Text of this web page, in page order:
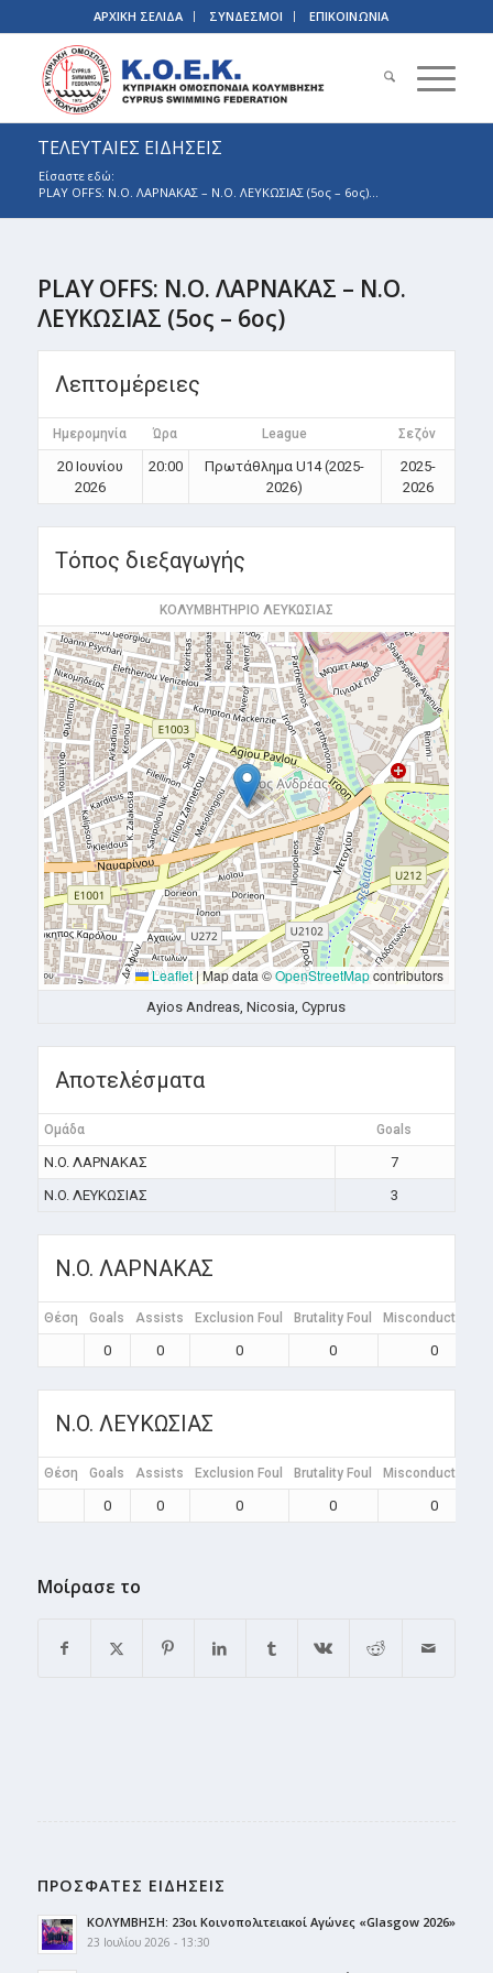
ΑΡΧΙΚΗ ΣΕΛΙΔΑ ΣΥΝΔΕΣΜΟΙ ΕΠΙΚΟΙΝΩΝΙΑ
ΤΕΛΕΥΤΑΙΕΣ ΕΙΔΗΣΕΙΣ
Είσαστε εδώ:
PLAY OFFS: Ν.Ο. ΛΑΡΝΑΚΑΣ – Ν.Ο. ΛΕΥΚΩΣΙΑΣ (5ος – 6ος)...
PLAY OFFS: Ν.Ο. ΛΑΡΝΑΚΑΣ – Ν.Ο.
ΛΕΥΚΩΣΙΑΣ (5ος – 6ος)
Λεπτομέρειες
Ημερομηνία Ώρα League Σεζόν
20 Ιουνίου
2026
20:00
Πρωτάθλημα U14 (2025-
2026)
2025-
2026
Τόπος διεξαγωγής
ΚΟΛΥΜΒΗΤΗΡΙΟ ΛΕΥΚΩΣΙΑΣ
Leaflet|Map data ©OpenStreetMapcontributors
Ayios Andreas, Nicosia, Cyprus
Αποτελέσματα
Ομάδα Goals
N.O. ΛΑΡΝΑΚΑΣ
7
N.O. ΛΕΥΚΩΣΙΑΣ
3
N.O. ΛΑΡΝΑΚΑΣ
Θέση Goals Assists Exclusion Foul Brutality Foul Misconduct Foul
0 0 0 0 0
N.O. ΛΕΥΚΩΣΙΑΣ
Θέση Goals Assists Exclusion Foul Brutality Foul Misconduct Foul
0 0 0 0 0
Μοίρασε το
ΠΡΟΣΦΑΤΕΣ ΕΙΔΗΣΕΙΣ
ΚΟΛΥΜΒΗΣΗ: 23οι Κοινοπολιτειακοί Αγώνες «Glasgow 2026»
23 Ιουλίου 2026 - 13:30